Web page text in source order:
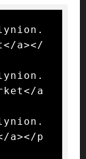
a></
a
a></p